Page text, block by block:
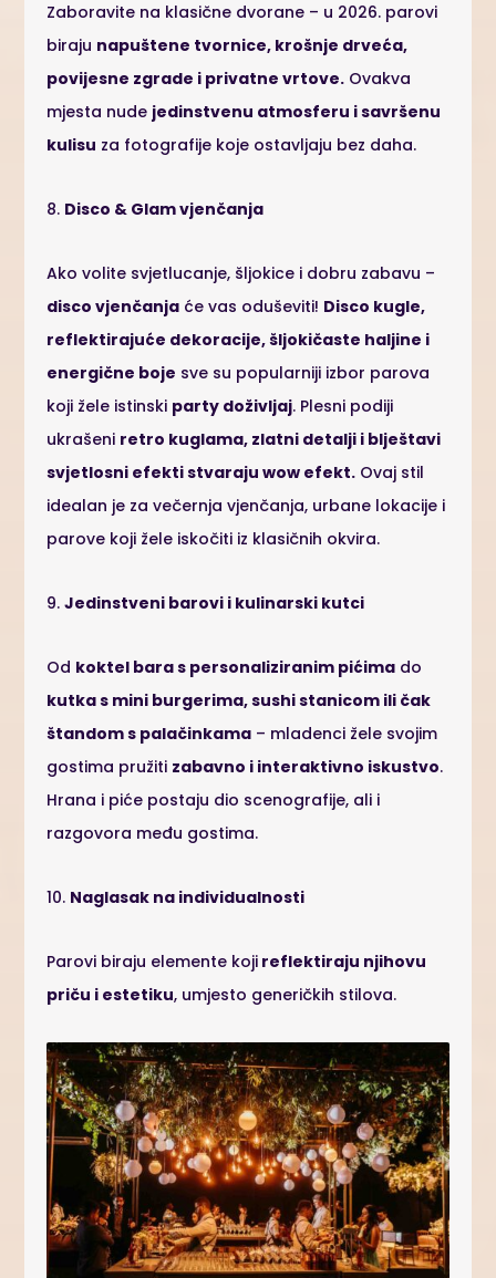
Zaboravite na klasične dvorane – u 2026. parovi
biraju napuštene tvornice, krošnje drveća,
povijesne zgrade i privatne vrtove. Ovakva
mjesta nude jedinstvenu atmosferu i savršenu
kulisu za fotografije koje ostavljaju bez daha.
8. Disco & Glam vjenčanja
Ako volite svjetlucanje, šljokice i dobru zabavu –
disco vjenčanja će vas oduševiti! Disco kugle,
reflektirajuće dekoracije, šljokičaste haljine i
energične boje sve su popularniji izbor parova
koji žele istinski party doživljaj. Plesni podiji
ukrašeni retro kuglama, zlatni detalji i blještavi
svjetlosni efekti stvaraju wow efekt. Ovaj stil
idealan je za večernja vjenčanja, urbane lokacije i
parove koji žele iskočiti iz klasičnih okvira.
9.Jedinstveni barovi i kulinarski kutci
Od koktel bara s personaliziranim pićima do
kutka s mini burgerima, sushi stanicom ili čak
štandom s palačinkama – mladenci žele svojim
gostima pružiti zabavno i interaktivno iskustvo.
Hrana i piće postaju dio scenografije, ali i
razgovora među gostima.
10. Naglasak na individualnosti
Parovi biraju elemente koji reflektiraju njihovu
priču i estetiku, umjesto generičkih stilova.